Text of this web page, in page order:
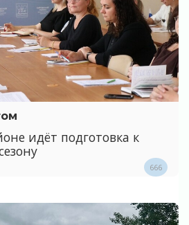
идёт подготовка к
666